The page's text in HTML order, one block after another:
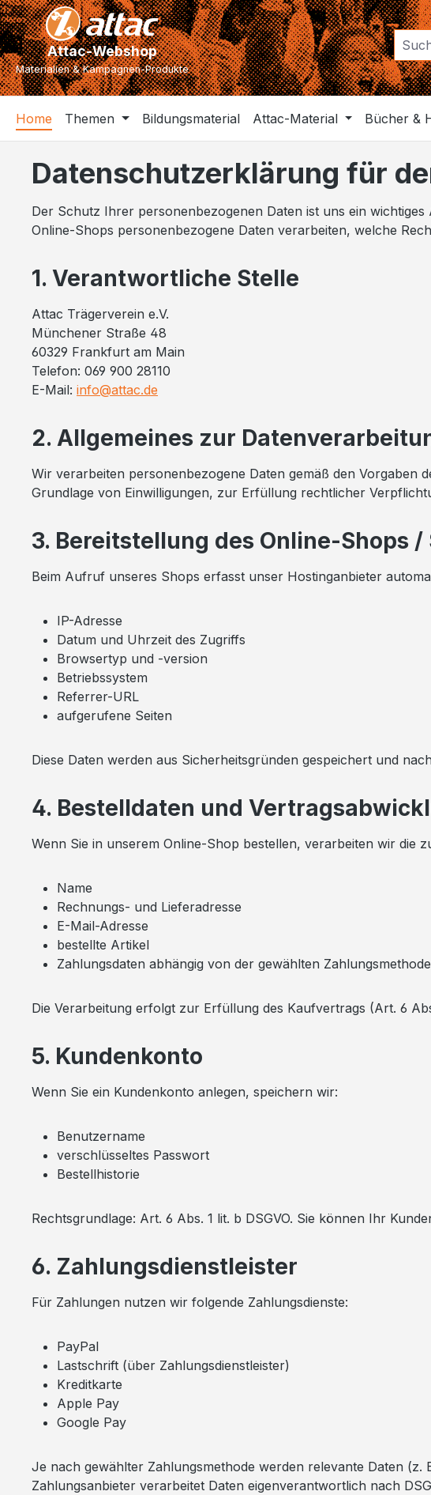
Hauptinhalt springen
Zur Suche springen
Zur Hauptnavigation springen
Attac-Webshop
Materialien & Kampagnen-Produkte
Home Themen Bildungsmaterial Attac-Material Bücher &
Datenschutzerklärung für
Der Schutz Ihrer personenbezogenen Daten ist uns ein
Online-Shops personenbezogene Daten verarbeiten, welche
1. Verantwortliche Stelle
Attac Trägerverein e.V.
Münchener Straße 48
60329 Frankfurt am Main
Telefon: 069 900 28110
E-Mail: info@attac.de
2. Allgemeines zur
Wir verarbeiten personenbezogene Daten gemäß den Vorgaben
Grundlage von Einwilligungen, zur Erfüllung rechtlicher
3. Bereitstellung des Online-Shops
Beim Aufruf unseres Shops erfasst unser Hostinganbieter
IP-Adresse
Datum und Uhrzeit des Zugriffs
Browsertyp und -version
Betriebssystem
Referrer-URL
aufgerufene Seiten
Diese Daten werden aus Sicherheitsgründen gespeichert und
4. Bestelldaten und
Wenn Sie in unserem Online-Shop bestellen, verarbeiten wir die
Name
Rechnungs- und Lieferadresse
E-Mail-Adresse
bestellte Artikel
Zahlungsdaten abhängig von der gewählten Zahlungsmethode
Die Verarbeitung erfolgt zur Erfüllung des Kaufvertrags (Art. 6
5. Kundenkonto
Wenn Sie ein Kundenkonto anlegen, speichern wir:
Benutzername
verschlüsseltes Passwort
Bestellhistorie
Rechtsgrundlage: Art. 6 Abs. 1 lit. b DSGVO. Sie können Ihr
6. Zahlungsdienstleister
Für Zahlungen nutzen wir folgende Zahlungsdienste:
PayPal
Lastschrift (über Zahlungsdienstleister)
Kreditkarte
Apple Pay
Google Pay
Je nach gewählter Zahlungsmethode werden relevante Daten (z.
Zahlungsanbieter verarbeitet Daten eigenverantwortlich nach